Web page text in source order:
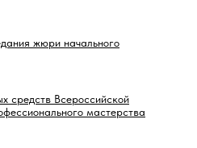
жюри начального
средств Всероссийской
мастерства